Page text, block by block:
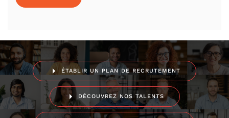
ÉTABLIR UN PLAN DE RECRUTEMENT
DÉCOUVREZ NOS TALENTS